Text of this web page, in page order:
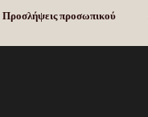
Προσλήψεις προσωπικού